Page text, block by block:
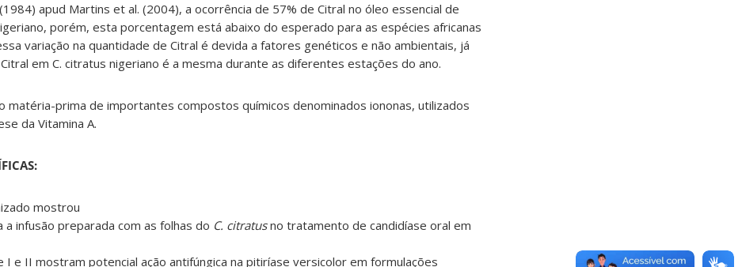
apud Martins et al. (2004), a ocorrência de 57% de Citral no óleo essencial de
porém, esta porcentagem está abaixo do esperado para as espécies africanas
variação na quantidade de Citral é devida a fatores genéticos e não ambientais, já
em C. citratus nigeriano é a mesma durante as diferentes estações do ano.
matéria-prima de importantes compostos químicos denominados iononas, utilizados
da Vitamina A.
mostrou
infusão preparada com as folhas do C. citratusno tratamento de candidíase oral em
I e II mostram potencial ação antifúngica na pitiríase versicolor em formulações